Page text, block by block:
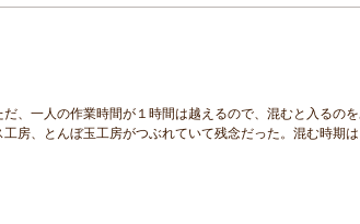
、一人の作業時間が１時間は越えるので、混むと入るの
房、とんぼ玉工房がつぶれていて残念だった。混む時期